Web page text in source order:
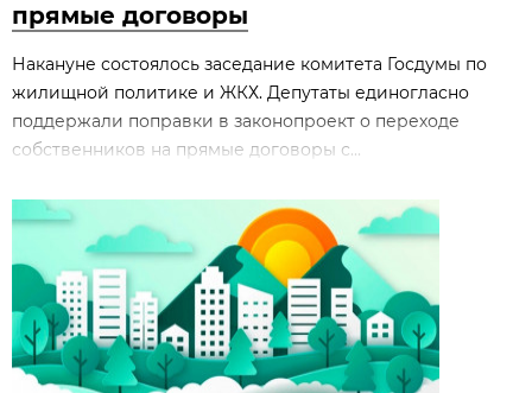
прямые договоры
Накануне состоялось заседание комитета Госдумы по
жилищной политике и ЖКХ. Депутаты единогласно
поддержали поправки в законопроект о переходе
собственников на прямые договоры с...